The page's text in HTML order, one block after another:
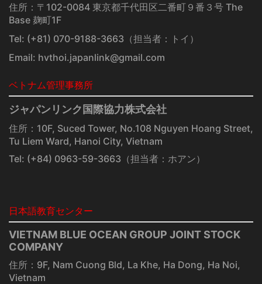
住所：〒102-0084 東京都千代田区二番町９番３号 The
Base 麹町1F
Tel: (+81) 070-9188-3663 （担当者：トイ）
Email: hvthoi.japanlink@gmail.com
ベトナム管理事務所
ジャパンリンク国際協力株式会社
住所：10F, Suced Tower, No.108 Nguyen Hoang Street,
Tu Liem Ward, Hanoi City, Vietnam
Tel: (+84) 0963-59-3663 （担当者：ホアン）
日本語教育センター
VIETNAM BLUE OCEAN GROUP JOINT STOCK
COMPANY
住所：9F, Nam Cuong Bld, La Khe, Ha Dong, Ha Noi,
Vietnam